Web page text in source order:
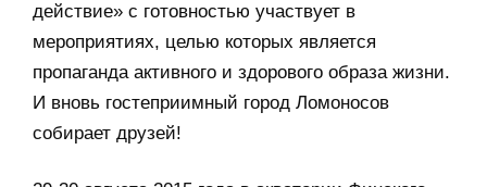
действие» с готовностью участвует в
мероприятиях, целью которых является
пропаганда активного и здорового образа жизни.
И вновь гостеприимный город Ломоносов
собирает друзей!